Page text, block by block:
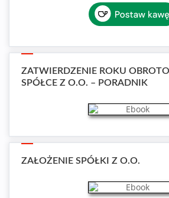
ZATWIERDZENIE ROKU
SPÓŁCE Z O.O. – PORADNIK
ZAŁOŻENIE SPÓŁKI Z O.O.